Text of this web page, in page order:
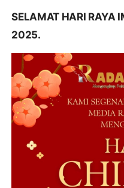
SELAMAT HARI RAYA
2025.